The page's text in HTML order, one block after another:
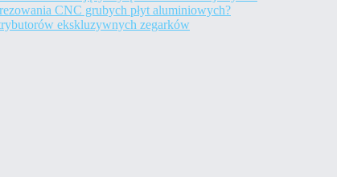
CNC grubych płyt aluminiowych?
ekskluzywnych zegarków